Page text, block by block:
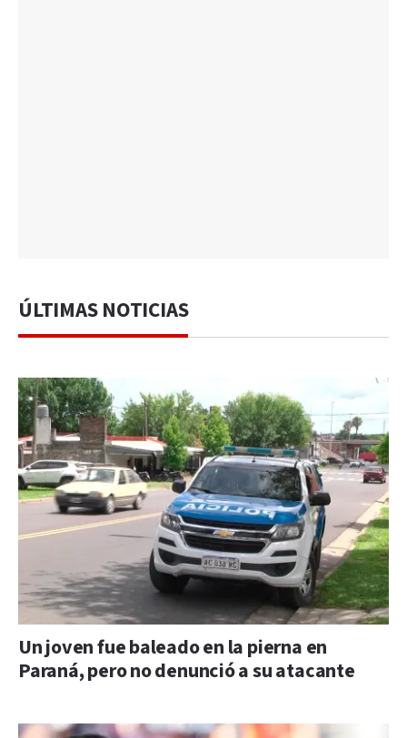
ÚLTIMAS NOTICIAS
Un joven fue baleado en la pierna en
Paraná, pero no denunció a su atacante